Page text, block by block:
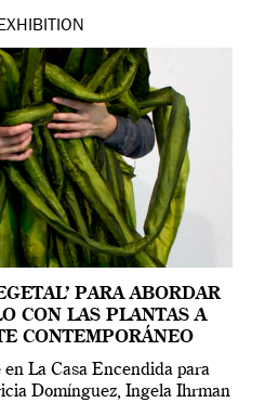
PARA ABORDAR
CON LAS PLANTAS A
CONTEMPORÁNEO
La Casa Encendida para
Domínguez, Ingela Ihrman